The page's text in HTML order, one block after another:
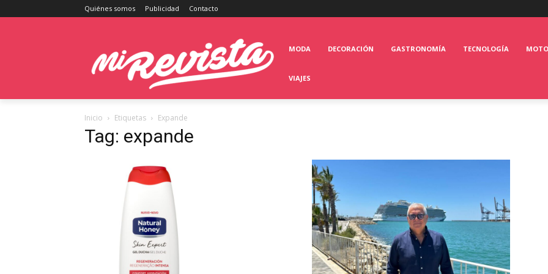
Quiénes somos Publicidad Contacto
MODA DECORACIÓN GASTRONOMÍA TECNOLOGÍA
VIAJES
Inicio Etiquetas Expande
Tag: expande